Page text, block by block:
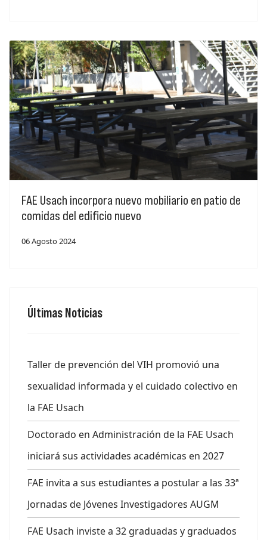
FAE Usach incorpora nuevo mobiliario en patio de
comidas del edificio nuevo
06 Agosto 2024
Últimas Noticias
Taller de prevención del VIH promovió una
sexualidad informada y el cuidado colectivo en
la FAE Usach
Doctorado en Administración de la FAE Usach
iniciará sus actividades académicas en 2027
FAE invita a sus estudiantes a postular a las 33ª
Jornadas de Jóvenes Investigadores AUGM
FAE Usach inviste a 32 graduadas y graduados